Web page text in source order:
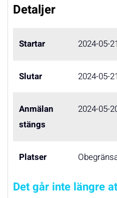
Detaljer
Startar 2024-05-
Slutar 2024-05-
Anmälan
stängs
2024-05-
Platser
Det går inte längre